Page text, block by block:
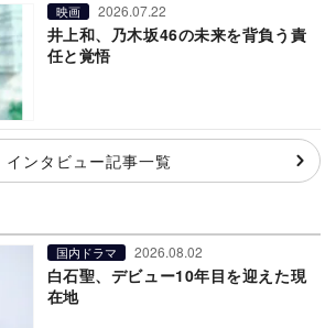
映画 2026.07.22
井上和、乃木坂46の未来を背負う責
任と覚悟
インタビュー記事一覧
国内ドラマ 2026.08.02
白石聖、デビュー10年目を迎えた現
在地